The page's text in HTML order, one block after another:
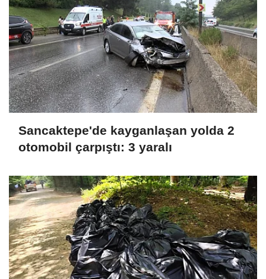
Sancaktepe'de kayganlaşan yolda 2
otomobil çarpıştı: 3 yaralı